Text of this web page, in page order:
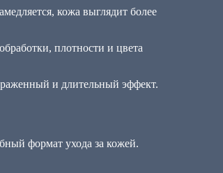
кожа выглядит более
плотности и цвета
и длительный эффект.
формат ухода за кожей.